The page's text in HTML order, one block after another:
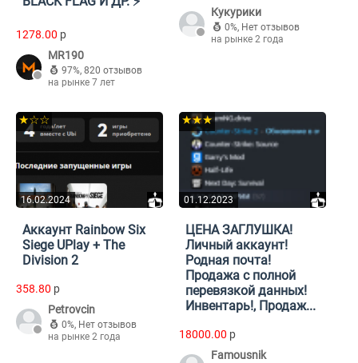
1278.00 p
MR190
97%, 820 отзывов
на рынке 7 лет
Кукурики
0%, Нет отзывов
на рынке 2 года
16.02.2024
★☆☆
Аккаунт Rainbow Six
Siege UPlay + The
Division 2
358.80 p
Petrovcin
0%, Нет отзывов
на рынке 2 года
01.12.2023
★★★
ЦЕНА ЗАГЛУШКА!
Личный аккаунт!
Родная почта!
Продажа с полной
перевязкой данных!
Инвентарь!, Продаж...
18000.00 p
Famousnik